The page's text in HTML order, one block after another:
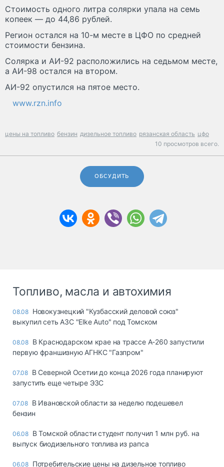
Стоимость одного литра солярки упала на семь
копеек — до 44,86 рублей.
Регион остался на 10-м месте в ЦФО по средней
стоимости бензина.
Солярка и АИ-92 расположились на седьмом месте,
а АИ-98 остался на втором.
АИ-92 опустился на пятое место.
www.rzn.info
цены на топливо бензин дизельное топливо рязанская область цфо
10 просмотров всего.
ОБСУДИТЬ
Топливо, масла и автохимия
08.08 Новокузнецкий "Кузбасский деловой союз"
выкупил сеть АЗС "Elke Auto" под Томском
08.08 В Краснодарском крае на трассе А-260 запустили
первую франшизную АГНКС "Газпром"
07.08 В Северной Осетии до конца 2026 года планируют
запустить еще четыре ЭЗС
07.08 В Ивановской области за неделю подешевел
бензин
06.08 В Томской области студент получил 1 млн руб. на
выпуск биодизельного топлива из рапса
06.08 Потребительские цены на дизельное топливо